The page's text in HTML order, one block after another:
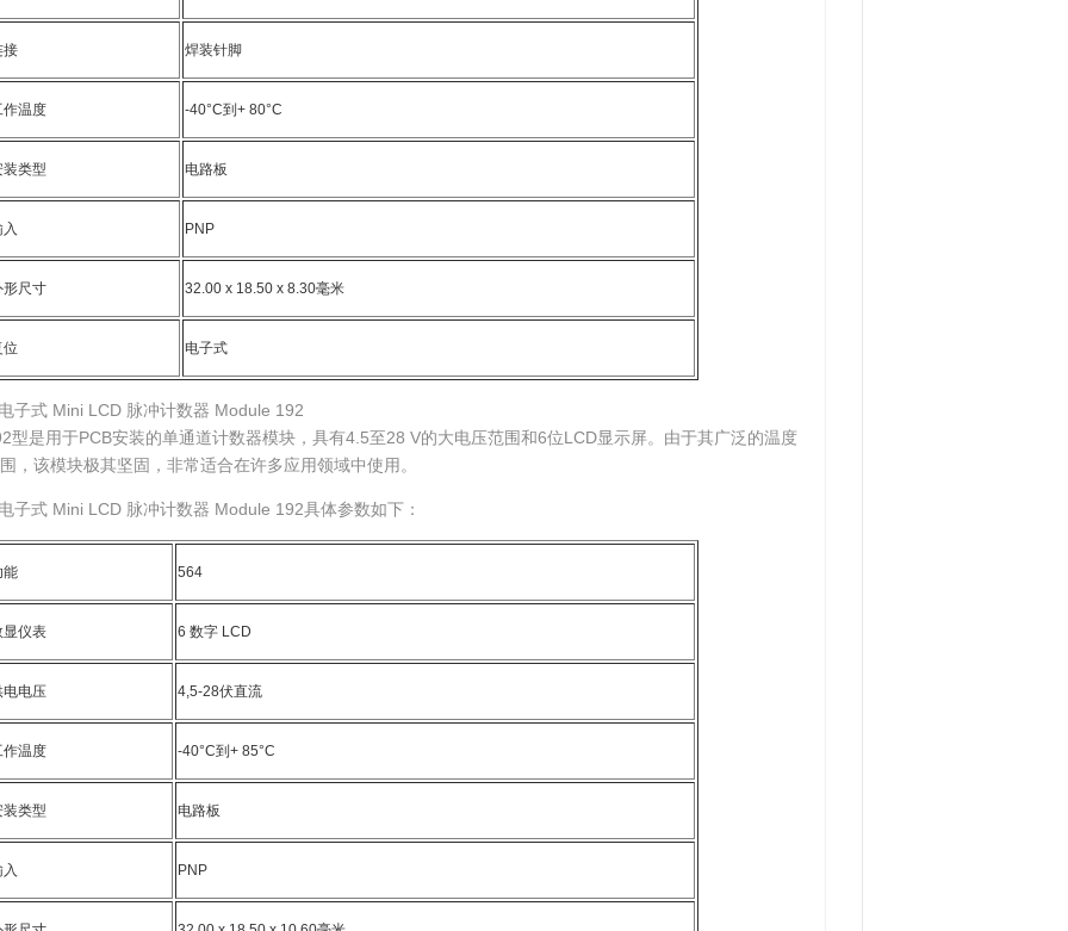
接 焊装针脚
作温度 -40°C到+ 80°C
装类型 电路板
PNP
形尺寸 32.00 x 18.50 x 8.30毫米
位 电子式
子式 Mini LCD 脉冲计数器 Module 192
型是用于PCB安装的单通道计数器模块，具有4.5至28 V的大电压范围和6位LCD显示屏。由于其广泛的温度
，该模块极其坚固，非常适合在许多应用领域中使用。
子式 Mini LCD 脉冲计数器 Module 192具体参数如下：
能 564
显仪表 6 数字 LCD
电电压 4,5-28伏直流
作温度 -40°C到+ 85°C
装类型 电路板
PNP